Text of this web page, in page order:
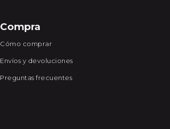
Compra
Cómo comprar
Envíos y devoluciones
Preguntas frecuentes